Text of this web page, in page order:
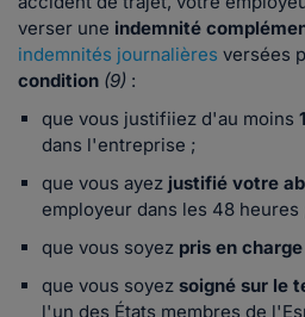
verser une indemnité
indemnités journalières versées
condition (9) :
que vous justifiiez d'au moins
dans l'entreprise ;
que vous ayez justifié votre
employeur dans les 48 heures
que vous soyez pris en
que vous soyez soigné sur le
l'un des États membres de